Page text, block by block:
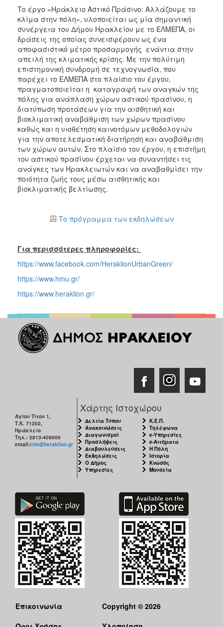
Το έργο «Ηράκλειο Αστικό Πράσινο: Αλλάζουμε το
κλίμα στην πόλη», υλοποιείται ως μία σημαντική
συνέργεια του Δήμου Ηρακλείου με το ΕΛΜΕΠΑ, οι
δράσεις της οποίας συνεισφέρουν ως ένα
αποφασιστικό μέτρο προσαρμογής ενάντια στην
απειλή της κλιματικής κρίσης. Με την πολύτιμη
επιστημονική συνδρομή σε τεχνογνωσία, που
παρέχει το ΕΛΜΕΠΑ στο πλαίσιο του έργου,
πραγματοποιείται η καταγραφή των αναγκών της
πόλης για ανάπλαση χώρων αστικού πρασίνου, η
διατύπωση προτάσεων για την αισθητική και
βιοκλιματική αναβάθμιση των χώρων πρασίνου
καθώς και η υιοθέτηση καινοτόμων μεθοδολογιών
για την αποτελεσματική διατήρηση και αναβάθμιση
των χώρων αυτών. Στο πλαίσιο του έργου, η επιστήμη
του αστικού πρασίνου έρχεται να συναντήσει τις
ανάγκες των Ηρακλειωτών και να αναβαθμίσει την
ποιότητα ζωής τους μέσω αισθητικής και
βιοκλιματικής βελτίωσης.
Το πρόγραμμα των εκδηλώσεων
Για περισσότερες πληροφορίες:
https://www.facebook.com/HeraklionUrbanGreen/
https://www.hmu.gr/
https://www.heraklion.gr/
Αγίου Τίτου 1,
Τ.Κ. 71202,
Ηράκλειο
Τηλ.: 2813-409000
email:info@heraklion.gr
Χάρτης Ιστοχώρου
Δελτία Τύπου
Ανακοινώσεις
Διαγωνισμοί
Προσλήψεις
Διαβουλεύσεις
Εκδηλώσεις
Ο Δήμος
Υπηρεσίες
Κ.Ε.Π.
Τηλέφωνα
e-Υπηρεσίες
e-Αιτήματα
Η Πόλη
Ιστορία
Κνωσός
Μουσεία
Επικοινωνία
Copyright © 2026